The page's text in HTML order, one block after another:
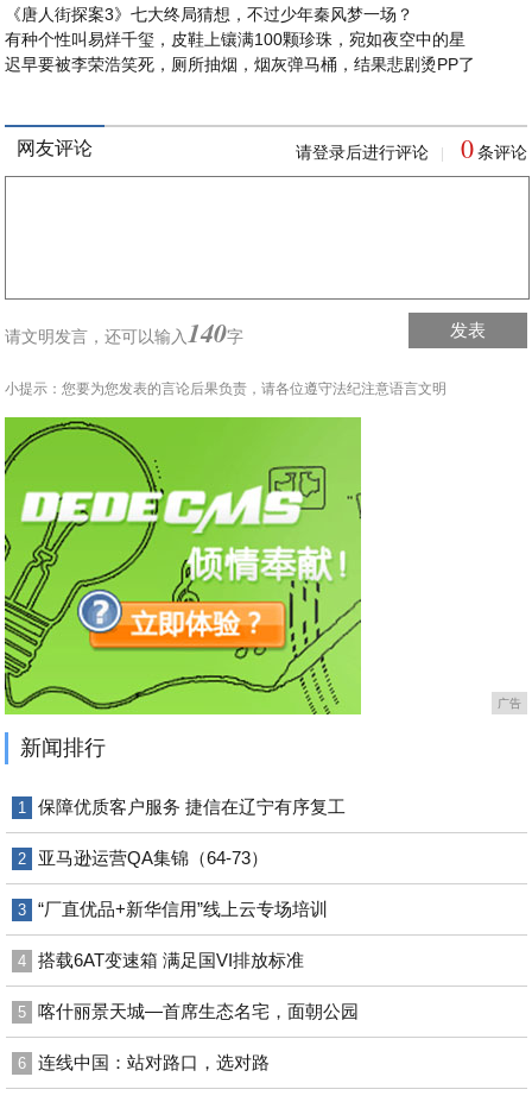
《唐人街探案3》七大终局猜想，不过少年秦风梦一场？
有种个性叫易烊千玺，皮鞋上镶满100颗珍珠，宛如夜空中的星
迟早要被李荣浩笑死，厕所抽烟，烟灰弹马桶，结果悲剧烫PP了
网友评论 请登录后进行评论 0 条评论
请文明发言，还可以输入 140字 发表
小提示：您要为您发表的言论后果负责，请各位遵守法纪注意语言文明
广告
新闻排行
1 保障优质客户服务 捷信在辽宁有序复工
2 亚马逊运营QA集锦（64-73）
3 “厂直优品+新华信用”线上云专场培训
4 搭载6AT变速箱 满足国VI排放标准
5 喀什丽景天城—首席生态名宅，面朝公园
6 连线中国：站对路口，选对路